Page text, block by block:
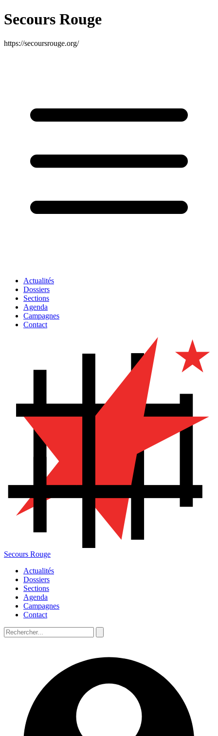
Secours Rouge
https://secoursrouge.org/
Actualités
Dossiers
Sections
Agenda
Campagnes
Contact
Secours Rouge
Actualités
Dossiers
Sections
Agenda
Campagnes
Contact